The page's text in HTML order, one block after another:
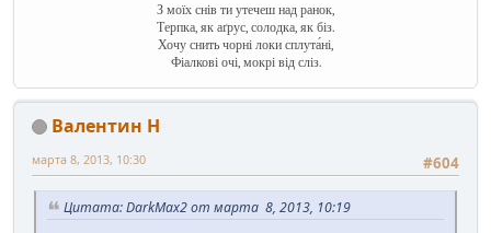
З моїх снів ти утечеш над ранок,
Терпка, як аґрус, солодка, як біз.
Хочу снить чорні локи сплута́ні,
Фіалкові очі, мокрі від сліз.
Валентин Н
#604
марта 8, 2013, 10:30
Цитата: DarkMax2 от марта 8, 2013, 10:19